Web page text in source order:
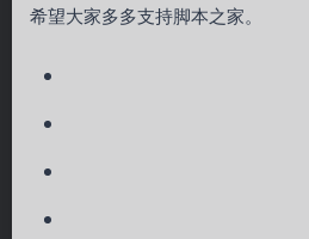
希望大家多多支持脚本之家。